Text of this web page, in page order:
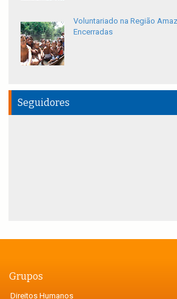
Voluntariado na Região
Encerradas
Seguidores
Grupos
Direitos Humanos